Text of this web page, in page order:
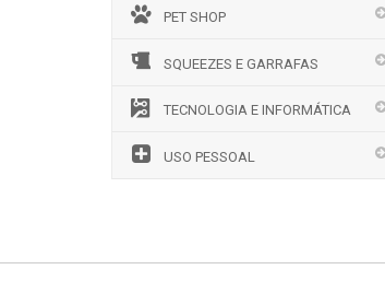
PET SHOP
SQUEEZES E GARRAFAS
TECNOLOGIA E INFORMÁTICA
USO PESSOAL